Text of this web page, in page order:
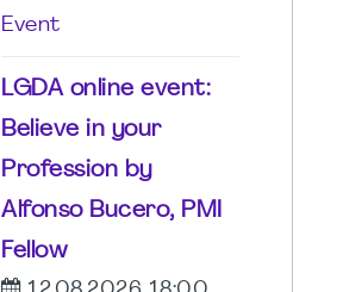
Event
LGDA online event:
Believe in your
Profession by
Alfonso Bucero, PMI
Fellow